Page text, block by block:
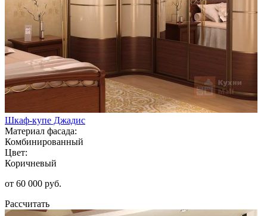
Шкаф-купе Джадис
Материал фасада:
Комбинированный
Цвет:
Коричневый
от 60 000 руб.
Рассчитать